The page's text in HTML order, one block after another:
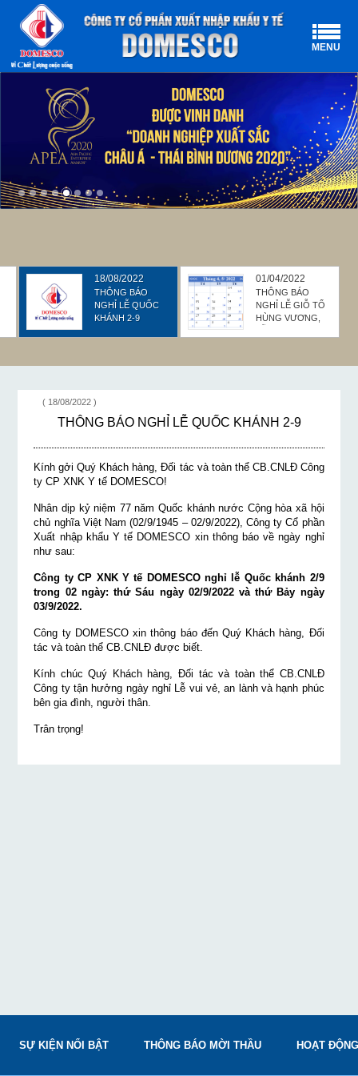
MENU
18/08/2022
THÔNG BÁO
NGHỈ LỄ QUỐC
KHÁNH 2-9
01/04/2022
THÔNG BÁO
NGHỈ LỄ GIỖ TỔ
HÙNG VƯƠNG,
( 18/08/2022 )
THÔNG BÁO NGHỈ LỄ QUỐC KHÁNH 2-9
Kính gởi Quý Khách hàng, Đối tác và toàn thể CB.CNLĐ Công
ty CP XNK Y tế DOMESCO!
Nhân dịp kỷ niệm 77 năm Quốc khánh nước Cộng hòa xã hội
chủ nghĩa Việt Nam (02/9/1945 – 02/9/2022), Công ty Cổ phần
Xuất nhập khẩu Y tế DOMESCO xin thông báo về ngày nghỉ
như sau:
Công ty CP XNK Y tế DOMESCO nghỉ lễ Quốc khánh 2/9
trong 02 ngày: thứ Sáu ngày 02/9/2022 và thứ Bảy ngày
03/9/2022.
Công ty DOMESCO xin thông báo đến Quý Khách hàng, Đối
tác và toàn thể CB.CNLĐ được biết.
Kính chúc Quý Khách hàng, Đối tác và toàn thể CB.CNLĐ
Công ty tận hưởng ngày nghỉ Lễ vui vẻ, an lành và hạnh phúc
bên gia đình, người thân.
Trân trọng!
SỰ KIỆN NỔI BẬT THÔNG BÁO MỜI THẦU HOẠT